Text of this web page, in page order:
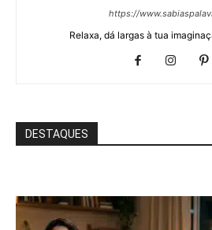
https://
Relaxa, dá largas à tua
DESTAQUES